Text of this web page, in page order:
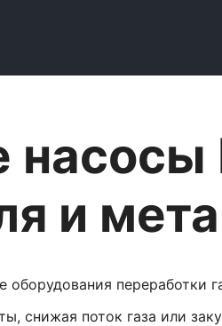
и
переработки
снижая поток газа или